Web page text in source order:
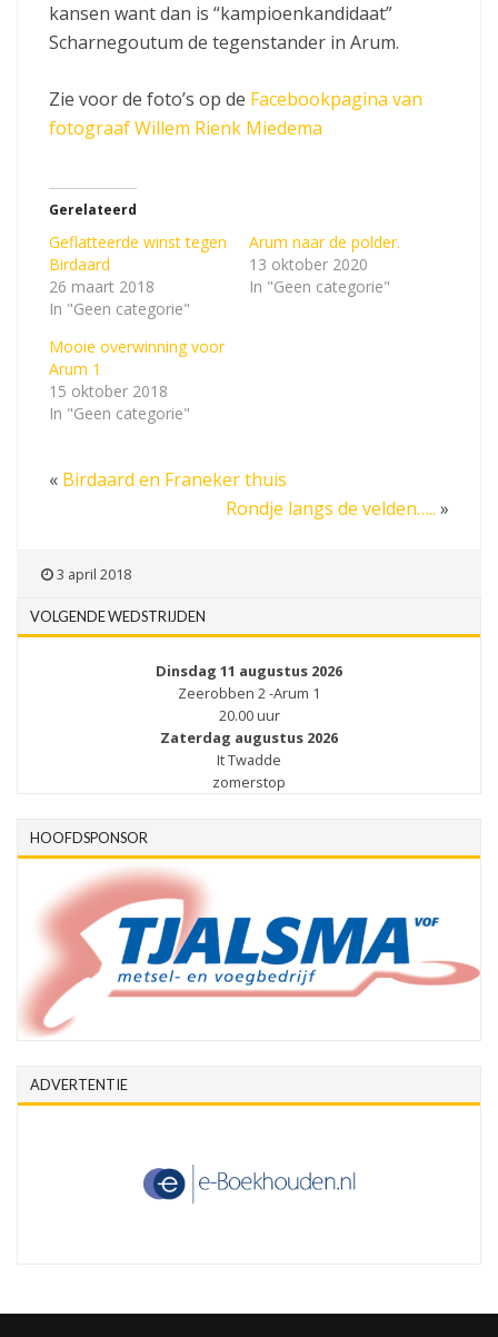
kansen want dan is “kampioenkandidaat”
Scharnegoutum de tegenstander in Arum.
Zie voor de foto’s op de Facebookpagina van
fotograaf Willem Rienk Miedema
Gerelateerd
Geflatteerde winst tegen
Birdaard
26 maart 2018
In "Geen categorie"
Arum naar de polder.
13 oktober 2020
In "Geen categorie"
Mooie overwinning voor
Arum 1
15 oktober 2018
In "Geen categorie"
« Birdaard en Franeker thuis
Rondje langs de velden….. »
3 april 2018
VOLGENDE WEDSTRIJDEN
Dinsdag 11 augustus 2026
Zeerobben 2 -Arum 1
20.00 uur
Zaterdag augustus 2026
It Twadde
zomerstop
HOOFDSPONSOR
ADVERTENTIE